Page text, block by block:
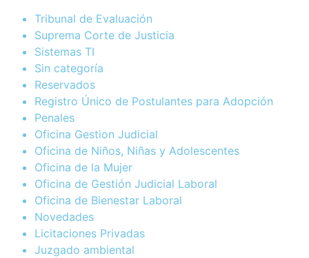
Tribunal de Evaluación
Suprema Corte de Justicia
Sistemas TI
Sin categoría
Reservados
Registro Único de Postulantes para Adopción
Penales
Oficina Gestion Judicial
Oficina de Niños, Niñas y Adolescentes
Oficina de la Mujer
Oficina de Gestión Judicial Laboral
Oficina de Bienestar Laboral
Novedades
Licitaciones Privadas
Juzgado ambiental